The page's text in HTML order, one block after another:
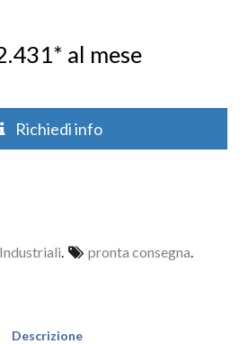
al mese
Richiedi info
. pronta consegna.
Descrizione